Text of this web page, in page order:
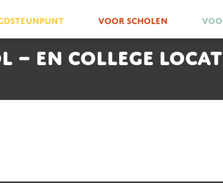
Voor scholen
– en college